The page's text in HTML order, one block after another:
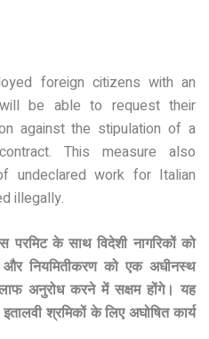
foreign citizens with an
be able to request their
against the stipulation of a
This measure also
undeclared work for Italian
illegally.
परमिट के साथ विदेशी नागरिकों को
नियमितीकरण को एक अधीनस्थ
अनुरोध करने में सक्षम होंगे। यह
श्रमिकों के लिए अघोषित कार्य